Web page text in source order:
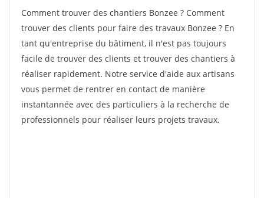
Comment trouver des chantiers Bonzee ? Comment
trouver des clients pour faire des travaux Bonzee ? En
tant qu'entreprise du bâtiment, il n'est pas toujours
facile de trouver des clients et trouver des chantiers à
réaliser rapidement. Notre service d'aide aux artisans
vous permet de rentrer en contact de manière
instantannée avec des particuliers à la recherche de
professionnels pour réaliser leurs projets travaux.